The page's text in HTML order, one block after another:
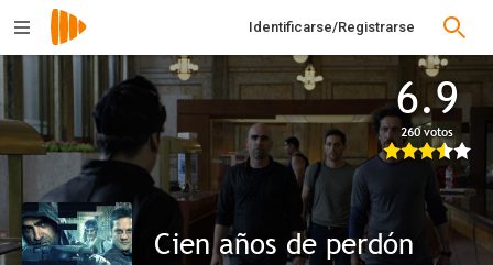
Identificarse/Registrarse
6.9
260 votos
Cien años de perdón